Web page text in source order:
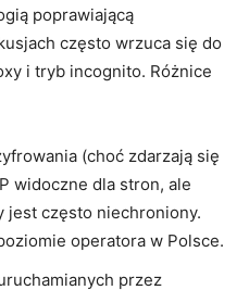
poprawiającą
często wrzuca się do
i tryb incognito. Różnice
(choć zdarzają się
widoczne dla stron, ale
jest często niechroniony.
operatora w Polsce.
przez